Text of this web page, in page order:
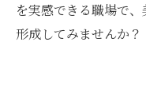
を実感できる職場で
形成してみませんか？